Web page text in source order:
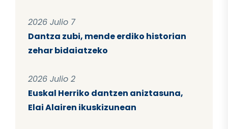
2026 Julio 7
Dantza zubi, mende erdiko historian
zehar bidaiatzeko
2026 Julio 2
Euskal Herriko dantzen aniztasuna,
Elai Alairen ikuskizunean